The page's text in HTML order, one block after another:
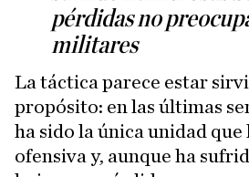
pérdidas no
militares
La táctica parece estar
propósito: en las últimas
ha sido la única unidad que
ofensiva y, aunque ha